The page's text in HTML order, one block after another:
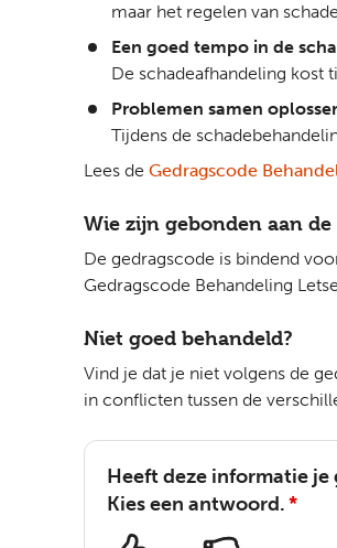
maar het regelen van
Een goed tempo in de
De schadeafhandeling kost
Problemen samen
Tijdens de
Lees de Gedragscode
Wie zijn gebonden aan de
De gedragscode is bindend
Gedragscode Behandeling
Niet goed behandeld?
Vind je dat je niet volgens de
in conflicten tussen de
Heeft deze informatie je
Kies een antwoord.*